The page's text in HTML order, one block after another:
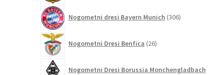
Nogometni dresi Bayern Munich 306izdelkov
Nogometni Dresi Benfica 26izdelkov
Nogometni Dresi Borussia Monchengladbach